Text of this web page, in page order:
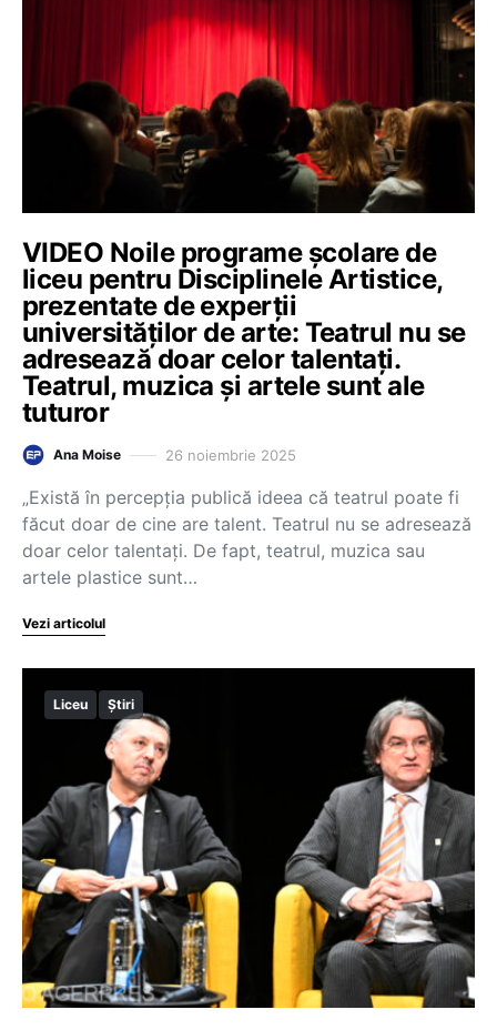
VIDEO Noile programe școlare de
liceu pentru Disciplinele Artistice,
prezentate de experții
universităților de arte: Teatrul nu se
adresează doar celor talentați.
Teatrul, muzica și artele sunt ale
tuturor
Ana Moise 26 noiembrie 2025
„Există în percepția publică ideea că teatrul poate fi
făcut doar de cine are talent. Teatrul nu se adresează
doar celor talentați. De fapt, teatrul, muzica sau
artele plastice sunt…
Vezi articolul
Liceu Știri